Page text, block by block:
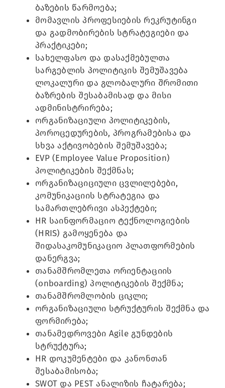
ბაზების წარმოება;
მომავლის პროფესიების რეკრუტინგი
და გადმობირების სტრატეგიები და
პრაქტიკები;
სახელფასო და დასაქმებულთა
სარგებლის პოლიტიკის შემუშავება
ლოკალური და გლობალური შრომითი
ბაზრების შესაბამისად და მისი
ადმინისტრირება;
ორგანიზაციული პოლიტიკების,
პოროცედურების, პროგრამებისა და
სხვა აქტივობების შემუშავება;
EVP (Employee Value Proposition)
პოლიტიკების შექმნას;
ორგანიზაციციული ცვლილებები,
კომუნიკაციის სტრატეგია და
სამართლებრივი ასპექტები;
HR საინფორმაციო ტექნოლოგიების
(HRIS) გამოყენება და
შიდასაკომუნიკაციო პლათფორმების
დანერგვა;
თანამშრომლეთა ორიენტაციის
(onboarding) პოლიტიკების შექმნა;
თანამშრომლობის ციკლი;
ორგანიზაციული სტრუქტურის შექმნა და
ფორმირება;
თანამედროვები Agile გუნდების
სტრუქტურა;
HR დოკუმენტები და კანონთან
შესაბამისობა;
SWOT და PEST ანალიზის ჩატარება;